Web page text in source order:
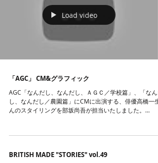
Load video
「AGC」 CM&グラフィック
AGC「なんだし、なんだし、ＡＧＣ／学校篇」、「なん
し、なんだし／農園篇」にCMに出演する、俳優高橋一生
んのスタイリングを部坂尚吾が担当いたしました。
BRITISH MADE "STORIES" vol.49